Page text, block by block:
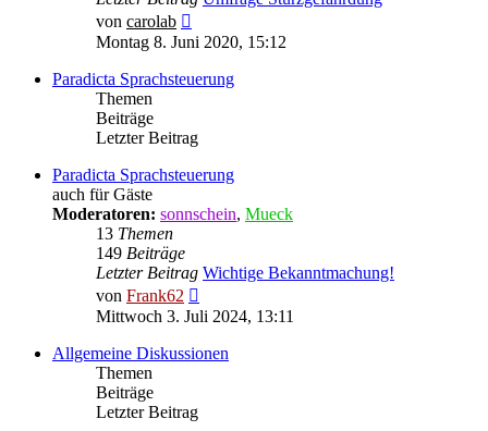
von carolab
Beitrag
Montag 8. Juni 2020, 15:12
Paradicta Sprachsteuerung
Themen
Beiträge
Letzter Beitrag
Paradicta Sprachsteuerung
auch für Gäste
Moderatoren: sonnschein, Mueck
13 Themen
149 Beiträge
Letzter Beitrag Wichtige Bekanntmachung!
von Frank62
Beitrag
Mittwoch 3. Juli 2024, 13:11
Allgemeine Diskussionen
Themen
Beiträge
Letzter Beitrag